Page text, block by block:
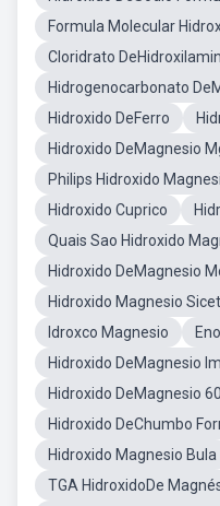
Formula Molecular
Cloridrato
Hidrogenocarbonato
Hidroxido DeFerro
Hidroxido DeMagnesio
Philips Hidroxido
Hidroxido Cuprico
Quais Sao Hidroxido
Hidroxido DeMagnesio
Hidroxido Magnesio
Idroxco Magnesio
Hidroxido DeMagnesio
Hidroxido DeMagnesio
Hidroxido DeChumbo
Hidroxido Magnesio Bula
TGA HidroxidoDe